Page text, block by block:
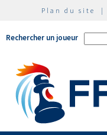
Plan du site |
Rechercher un joueur